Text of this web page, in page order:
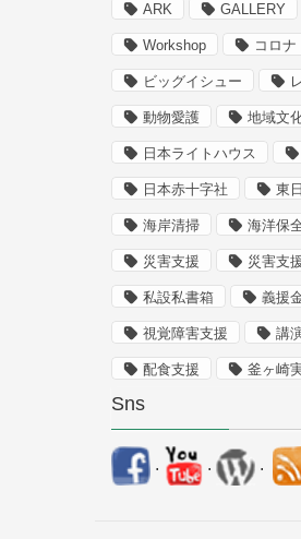
ARK GALLERY
Workshop コロナ
ビッグイシュー
動物愛護 地域文
日本ライトハウス
日本赤十字社 東
海岸清掃 海洋保
災害支援 災害支
私設私書箱 義援
視覚障害支援 講
配食支援 釜ヶ崎
Sns
. . .